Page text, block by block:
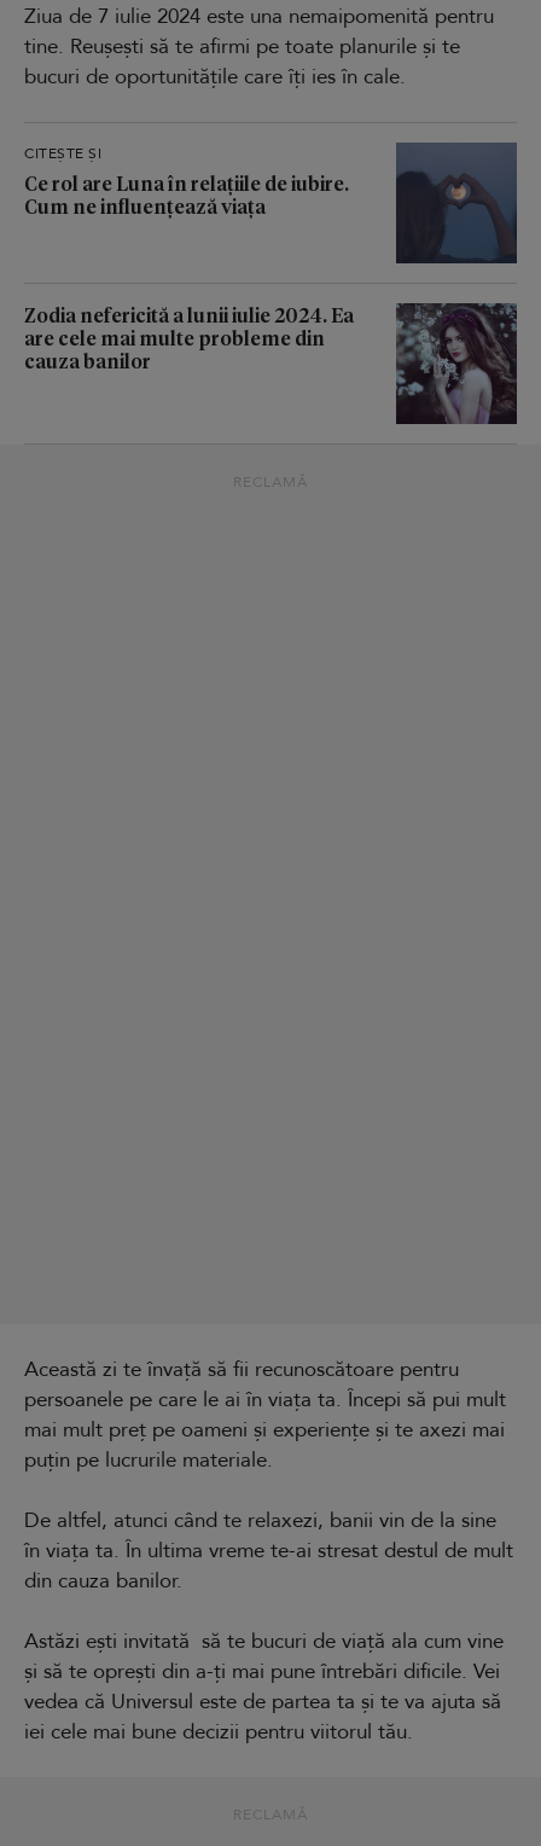
Ziua de 7 iulie 2024 este una nemaipomenită pentru
tine. Reușești să te afirmi pe toate planurile și te
bucuri de oportunitățile care îți ies în cale.
CITEȘTE ȘI
Ce rol are Luna în relațiile de iubire.
Cum ne influențează viața
Zodia nefericită a lunii iulie 2024. Ea
are cele mai multe probleme din
cauza banilor
RECLAMĂ
Această zi te învață să fii recunoscătoare pentru
persoanele pe care le ai în viața ta. Începi să pui mult
mai mult preț pe oameni și experiențe și te axezi mai
puțin pe lucrurile materiale.
De altfel, atunci când te relaxezi, banii vin de la sine
în viața ta. În ultima vreme te-ai stresat destul de mult
din cauza banilor.
Astăzi ești invitată să te bucuri de viață ala cum vine
și să te oprești din a-ți mai pune întrebări dificile. Vei
vedea că Universul este de partea ta și te va ajuta să
iei cele mai bune decizii pentru viitorul tău.
RECLAMĂ